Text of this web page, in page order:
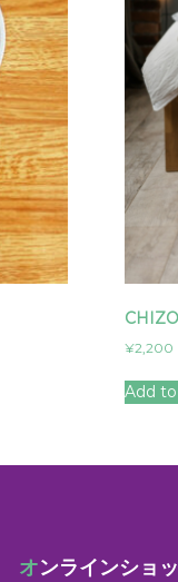
¥2,200
Add
オンラインショ